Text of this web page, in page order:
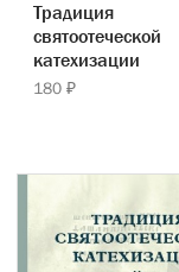
Традиция
святоотеческой
катехизации
180 ₽